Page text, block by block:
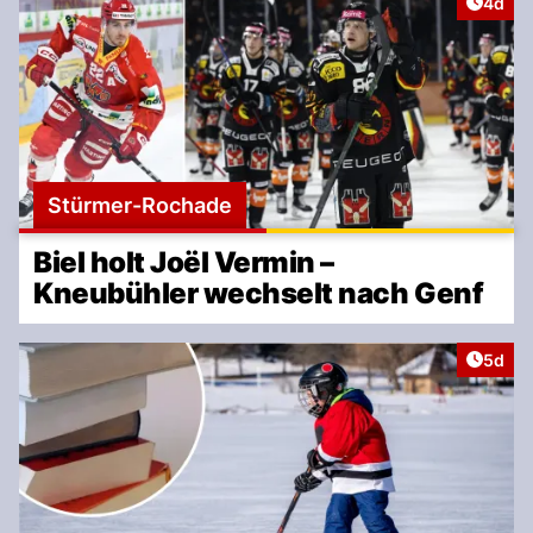
Stürmer-Rochade
Biel holt Joël Vermin –
Kneubühler wechselt nach Genf
5d